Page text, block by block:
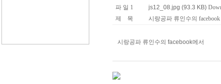
파 일 1
js12_08.jpg (93.3 KB)
제 목
시랑공파 류인수의 facebook
시랑공파 류인수의 facebook에서